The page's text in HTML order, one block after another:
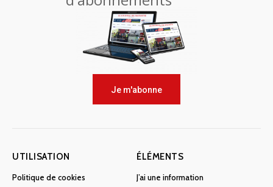
Je m'abonne
UTILISATION
Politique de cookies
ÉLÉMENTS
J’ai une information